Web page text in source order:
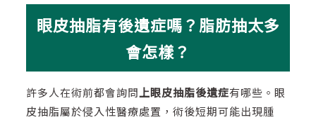
眼皮抽脂有後遺症嗎？脂肪抽太多
會怎樣？
許多人在術前都會詢問上眼皮抽脂後遺症有哪些。眼
皮抽脂屬於侵入性醫療處置，術後短期可能出現腫